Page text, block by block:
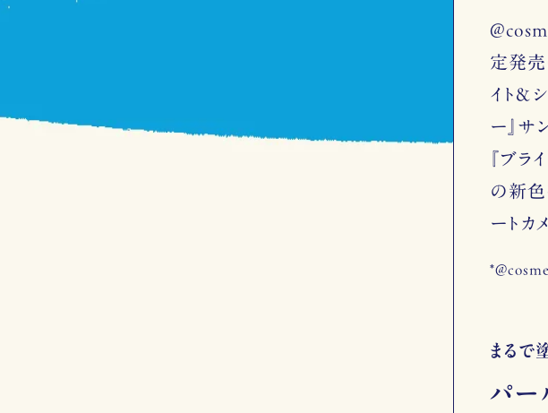
定発売
イト＆
ー』サ
『ブラ
の新色
ートカ
まるで
パー